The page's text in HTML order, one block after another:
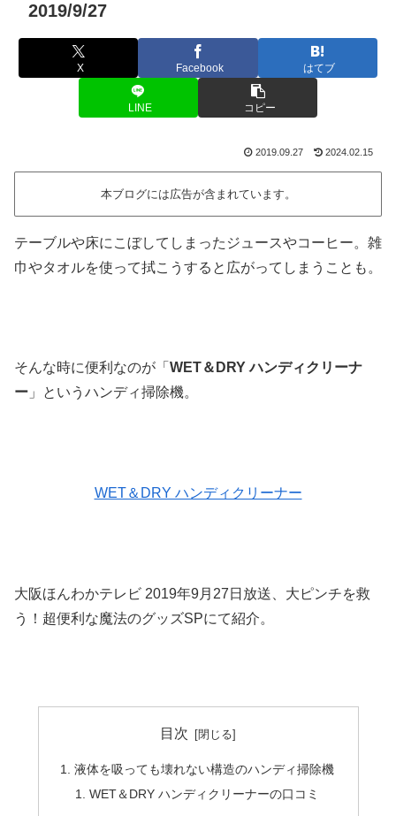
2019/9/27
X Facebook はてブ
LINE コピー
2019.09.27 2024.02.15
本ブログには広告が含まれています。
テーブルや床にこぼしてしまったジュースやコーヒー。雑
巾やタオルを使って拭こうすると広がってしまうことも。
そんな時に便利なのが「 WET＆DRY ハンディクリーナ
ー 」というハンディ掃除機。
WET＆DRY ハンディクリーナー
大阪ほんわかテレビ 2019年9月27日放送、大ピンチを救
う！超便利な魔法のグッズSPにて紹介。
目次
液体を吸っても壊れない構造のハンディ掃除機
WET＆DRY ハンディクリーナーの口コミ